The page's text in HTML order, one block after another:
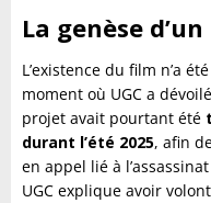
La genèse
L’existence du film n’a
moment où UGC a
projet avait pourtant été
durant l’été 2025, afin
en appel lié à
UGC explique avoir